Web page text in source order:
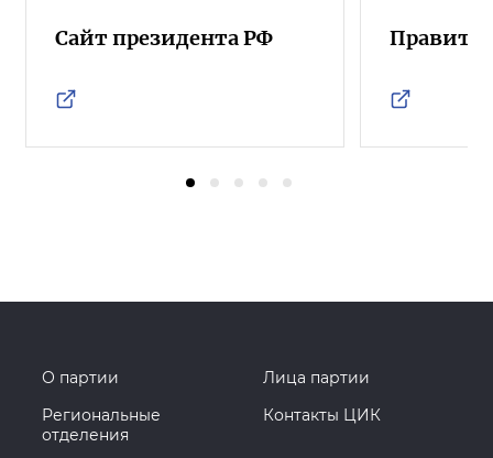
Сайт президента РФ
О партии
Лица партии
Региональные
отделения
Контакты ЦИК